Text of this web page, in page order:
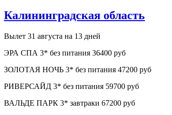
Калининградская область
Вылет 31 августа на 13 дней
ЭРА СПА 3* без питания 36400 руб
ЗОЛОТАЯ НОЧЬ 3* без питания 47200 руб
РИВЕРСАЙД 3* без питания 59700 руб
ВАЛЬДЕ ПАРК 3* завтраки 67200 руб